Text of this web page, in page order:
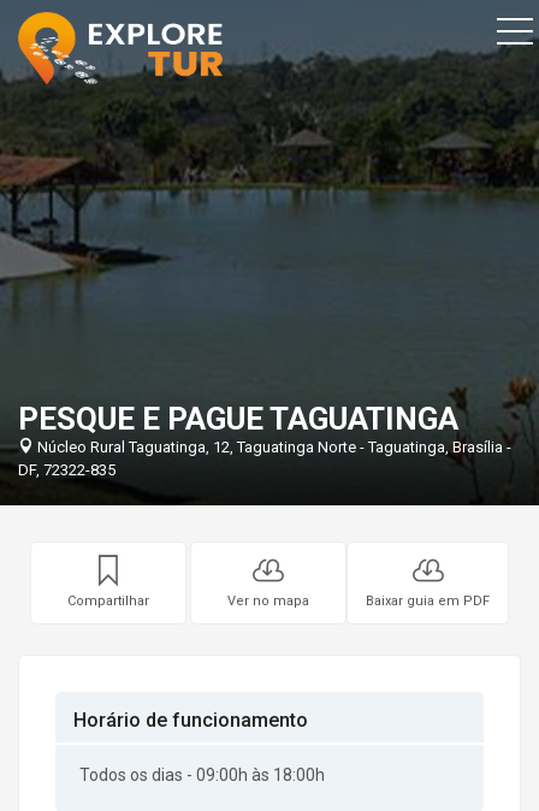
PESQUE E PAGUE TAGUATINGA
Núcleo Rural Taguatinga, 12, Taguatinga Norte - Taguatinga, Brasília -
DF, 72322-835
Compartilhar Ver no mapa Baixar guia em PDF
Horário de funcionamento
Todos os dias - 09:00h às 18:00h